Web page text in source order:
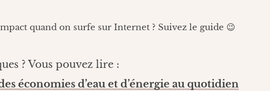
quand on surfe sur Internet ? Suivez le guide 😉
? Vous pouvez lire :
économies d’eau et d’énergie au quotidien